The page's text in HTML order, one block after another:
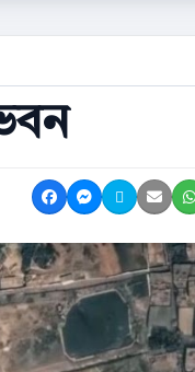
Share on Facebook
Share onShare on